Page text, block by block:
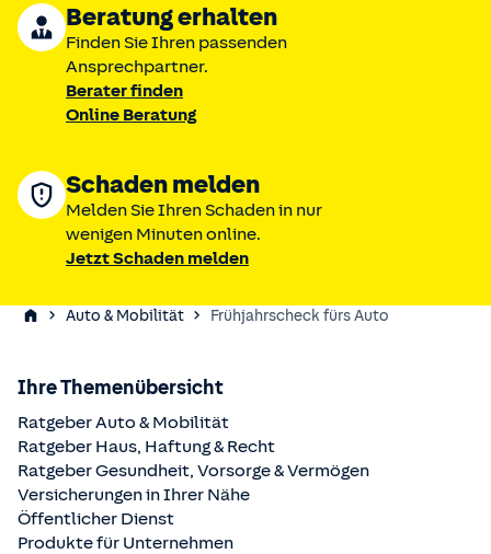
Beratung erhalten
Finden Sie Ihren passenden
Ansprechpartner.
Berater finden
Online Beratung
Schaden melden
Melden Sie Ihren Schaden in nur
wenigen Minuten online.
Jetzt Schaden melden
Auto & Mobilität Frühjahrscheck fürs Auto
Ihre Themenübersicht
Ratgeber Auto & Mobilität
Ratgeber Haus, Haftung & Recht
Ratgeber Gesundheit, Vorsorge & Vermögen
Versicherungen in Ihrer Nähe
Öffentlicher Dienst
Produkte für Unternehmen